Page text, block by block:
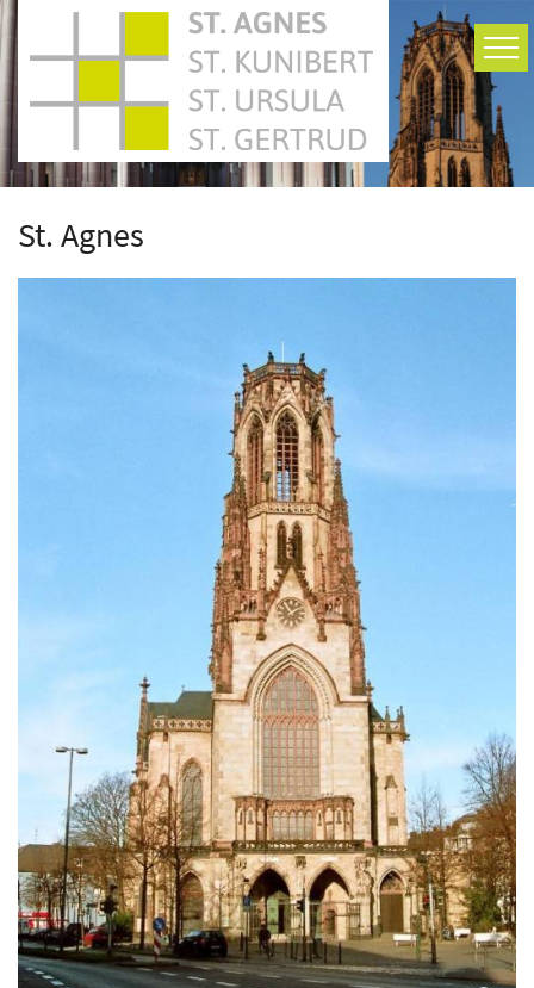
Zum Inhalt springen
St. Agnes